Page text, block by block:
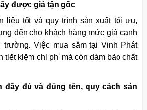
được giá tận gốc
liệu tốt và quy trình sản xuất tối ưu,
đến cho khách hàng mức giá cạnh
trường. Việc mua sắm tại Vinh Phát
tiết kiệm chi phí mà còn đảm bảo chất
đầy đủ và đúng tên, quy cách sản